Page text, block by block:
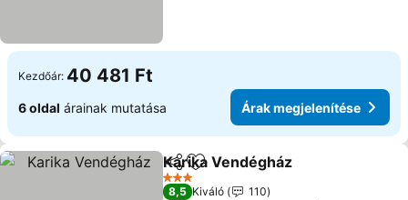
Kezdőár: 40 481 Ft
6 oldal árainak mutatása Árak megjelenítése
Megosztás
Hozzáadás a kedvencekhez
Karika Vendégház
3 Kategória
8,5 Kiváló
110